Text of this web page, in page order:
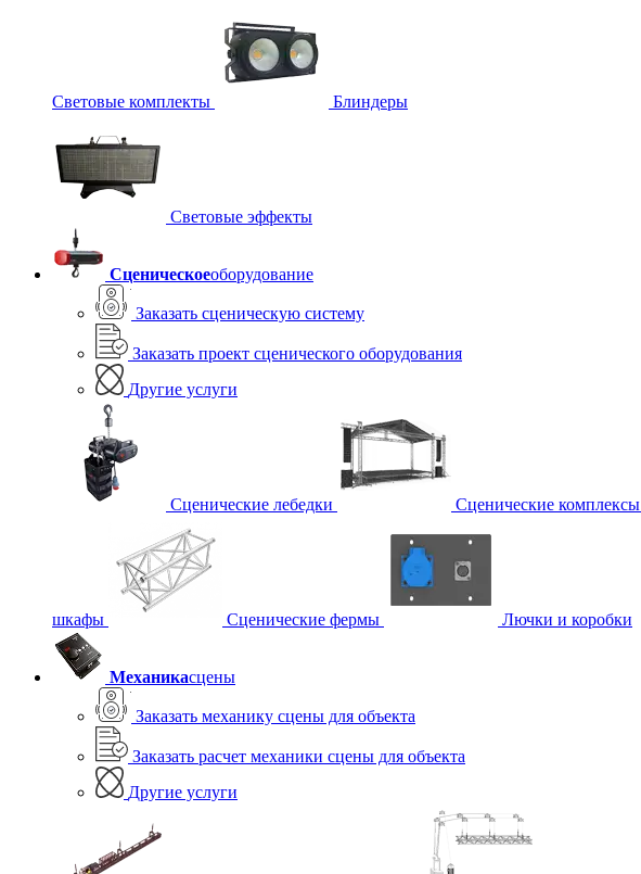
Световые комплекты Блиндеры
Световые эффекты
Сценическоеоборудование
Заказать сценическую систему
Заказать проект сценического оборудования
Другие услуги
Сценические лебедки Сценические комплексы
шкафы Сценические фермы Лючки и коробки
Механикасцены
Заказать механику сцены для объекта
Заказать расчет механики сцены для объекта
Другие услуги